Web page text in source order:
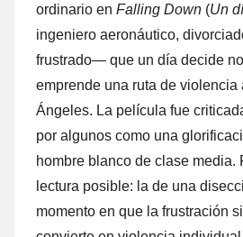
ordinario en Falling Down (Un
ingeniero aeronáutico,
frustrado— que un día decide
emprende una ruta de violencia
Ángeles. La película fue
por algunos como una
hombre blanco de clase media.
lectura posible: la de una
momento en que la frustración